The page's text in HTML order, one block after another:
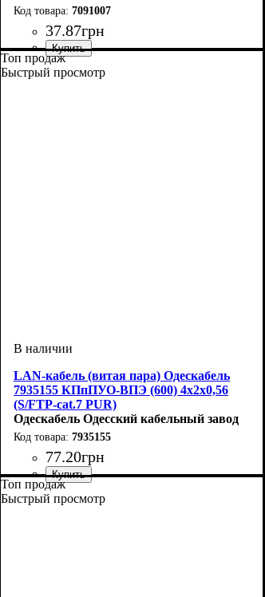
7091007
37.87грн
Категория
Тип: U/UTP
Оболочка
Топ продаж
Быстрый просмотр
LAN-кабель (витая пара) Одескабель
7935155 КПпПУО-ВПЭ (600) 4х2х0,56
(S/FTP-cat.7 PUR)
Одескабель Одесский кабельный завод
7935155
77.20грн
Категория
Тип: S/FTP
Топ продаж
Быстрый просмотр